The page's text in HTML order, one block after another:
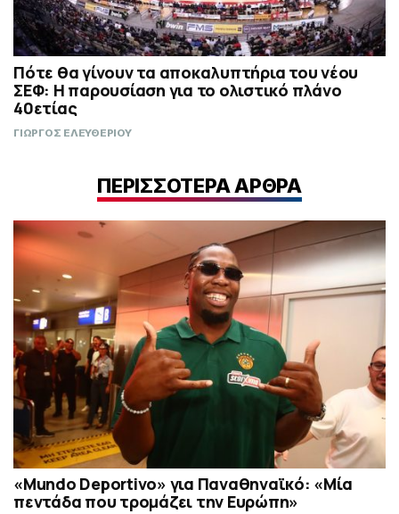
Πότε θα γίνουν τα αποκαλυπτήρια του νέου
ΣΕΦ: Η παρουσίαση για το ολιστικό πλάνο
40ετίας
ΓΙΩΡΓΟΣ ΕΛΕΥΘΕΡΙΟΥ
ΠΕΡΙΣΣΟΤΕΡΑ ΑΡΘΡΑ
«Mundo Deportivo» για Παναθηναϊκό: «Μία
πεντάδα που τρομάζει την Ευρώπη»